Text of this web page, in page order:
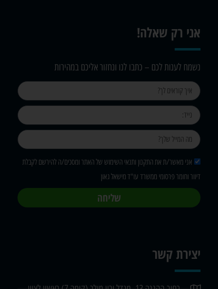
אני רק שאלה!
נשמח לענות לכם – כתבו לנו ונחזור אליכם במהירות
אני מאשר/ת את התקנון ותנאי השימוש של האתר ומסכים/ה להירשם לקבלת
דיוור וחומר פרסומי ממשרד עו"ד מישאל גאון
שליחה
יצירת קשר